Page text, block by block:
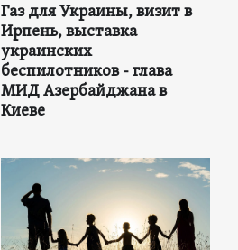
Газ для Украины, визит в
Ирпень, выставка
украинских
беспилотников - глава
МИД Азербайджана в
Киеве